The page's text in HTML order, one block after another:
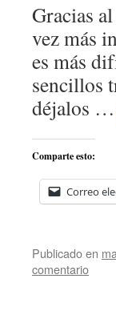
Gracias
vez más
es más
sencillos
déjalos …
Comparte esto:
Correo
Publicado en
comentario